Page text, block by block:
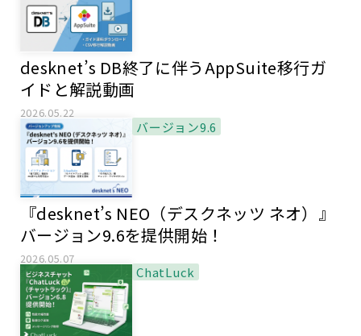
desknet’s DB終了に伴うAppSuite移行ガ
イドと解説動画
2026.05.22
バージョン9.6
『desknet’s NEO（デスクネッツ ネオ）』
バージョン9.6を提供開始！
2026.05.07
ChatLuck